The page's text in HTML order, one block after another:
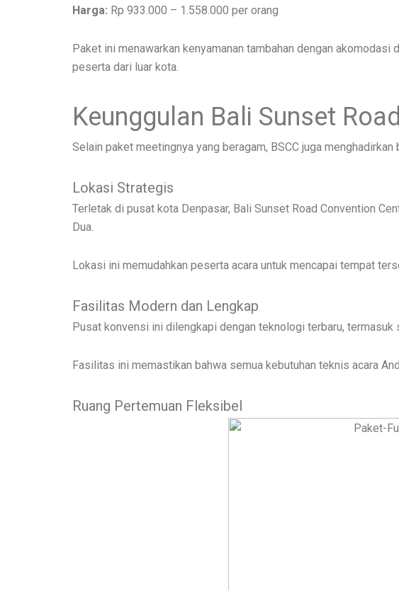
Harga: Rp 933.000 – 1.558.000 per orang
Paket ini menawarkan kenyamanan tambahan dengan
peserta dari luar kota.
Keunggulan Bali Sunset
Selain paket meetingnya yang beragam, BSCC juga menghadirkan
Lokasi Strategis
Terletak di pusat kota Denpasar, Bali Sunset Road Convention
Dua.
Lokasi ini memudahkan peserta acara untuk mencapai tempat
Fasilitas Modern dan Lengkap
Pusat konvensi ini dilengkapi dengan teknologi terbaru,
Fasilitas ini memastikan bahwa semua kebutuhan teknis acara
Ruang Pertemuan Fleksibel